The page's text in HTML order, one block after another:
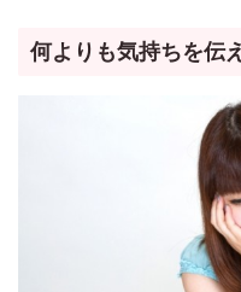
何よりも気持ちを伝